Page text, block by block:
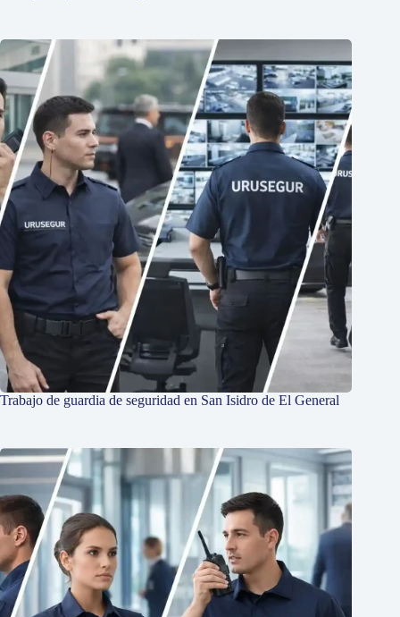
Trabajo de guardia de seguridad en San Isidro de El General